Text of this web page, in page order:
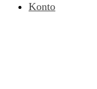
Konto